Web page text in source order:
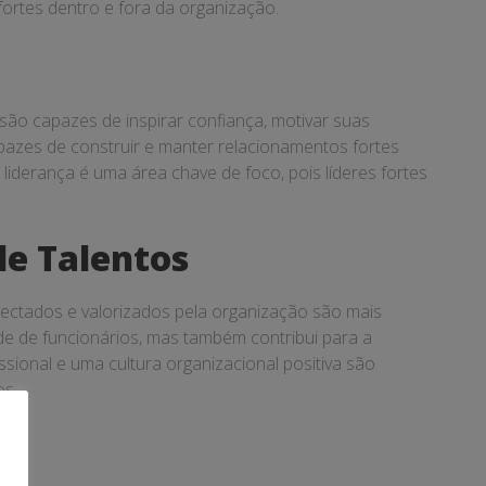
dentro e fora da organização.
capazes de inspirar confiança, motivar suas
de construir e manter relacionamentos fortes
é uma área chave de foco, pois líderes fortes
Talentos
e valorizados pela organização são mais
de funcionários, mas também contribui para a
e uma cultura organizacional positiva são